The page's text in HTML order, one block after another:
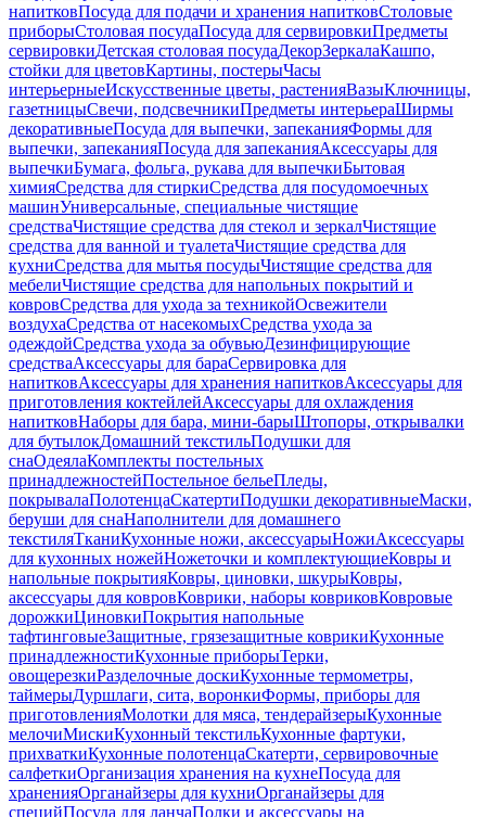
напитковПосуда для подачи и хранения напитковСтоловые
приборыСтоловая посудаПосуда для сервировкиПредметы
сервировкиДетская столовая посудаДекорЗеркалаКашпо,
стойки для цветовКартины, постерыЧасы
интерьерныеИскусственные цветы, растенияВазыКлючницы,
газетницыСвечи, подсвечникиПредметы интерьераШирмы
декоративныеПосуда для выпечки, запеканияФормы для
выпечки, запеканияПосуда для запеканияАксессуары для
выпечкиБумага, фольга, рукава для выпечкиБытовая
химияСредства для стиркиСредства для посудомоечных
машинУниверсальные, специальные чистящие
средстваЧистящие средства для стекол и зеркалЧистящие
средства для ванной и туалетаЧистящие средства для
кухниСредства для мытья посудыЧистящие средства для
мебелиЧистящие средства для напольных покрытий и
ковровСредства для ухода за техникойОсвежители
воздухаСредства от насекомыхСредства ухода за
одеждойСредства ухода за обувьюДезинфицирующие
средстваАксессуары для бараСервировка для
напитковАксессуары для хранения напитковАксессуары для
приготовления коктейлейАксессуары для охлаждения
напитковНаборы для бара, мини-барыШтопоры, открывалки
для бутылокДомашний текстильПодушки для
снаОдеялаКомплекты постельных
принадлежностейПостельное бельеПледы,
покрывалаПолотенцаСкатертиПодушки декоративныеМаски,
беруши для снаНаполнители для домашнего
текстиляТканиКухонные ножи, аксессуарыНожиАксессуары
для кухонных ножейНожеточки и комплектующиеКовры и
напольные покрытияКовры, циновки, шкурыКовры,
аксессуары для ковровКоврики, наборы ковриковКовровые
дорожкиЦиновкиПокрытия напольные
тафтинговыеЗащитные, грязезащитные коврикиКухонные
принадлежностиКухонные приборыТерки,
овощерезкиРазделочные доскиКухонные термометры,
таймерыДуршлаги, сита, воронкиФормы, приборы для
приготовленияМолотки для мяса, тендерайзерыКухонные
мелочиМискиКухонный текстильКухонные фартуки,
прихваткиКухонные полотенцаСкатерти, сервировочные
салфеткиОрганизация хранения на кухнеПосуда для
храненияОрганайзеры для кухниОрганайзеры для
специйПосуда для ланчаПолки и аксессуары на